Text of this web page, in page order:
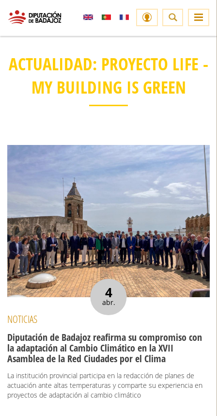
ACTUALIDAD: PROYECTO LIFE -
MY BUILDING IS GREEN
4
abr.
NOTICIAS
Diputación de Badajoz reafirma su compromiso con
la adaptación al Cambio Climático en la XVII
Asamblea de la Red Ciudades por el Clima
La institución provincial participa en la redacción de planes de
actuación ante altas temperaturas y comparte su experiencia en
proyectos de adaptación al cambio climático